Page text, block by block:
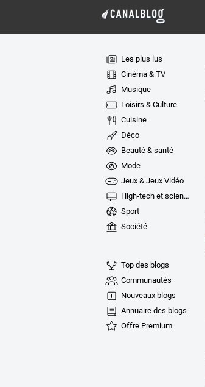
Les plus lus
Cinéma & TV
Musique
Loisirs & Culture
Cuisine
Déco
Beauté & santé
Mode
Jeux & Jeux Vidéo
High-tech et sciences
Sport
Société
Top des blogs
Communautés
Nouveaux blogs
Annuaire des blogs
Offre Premium